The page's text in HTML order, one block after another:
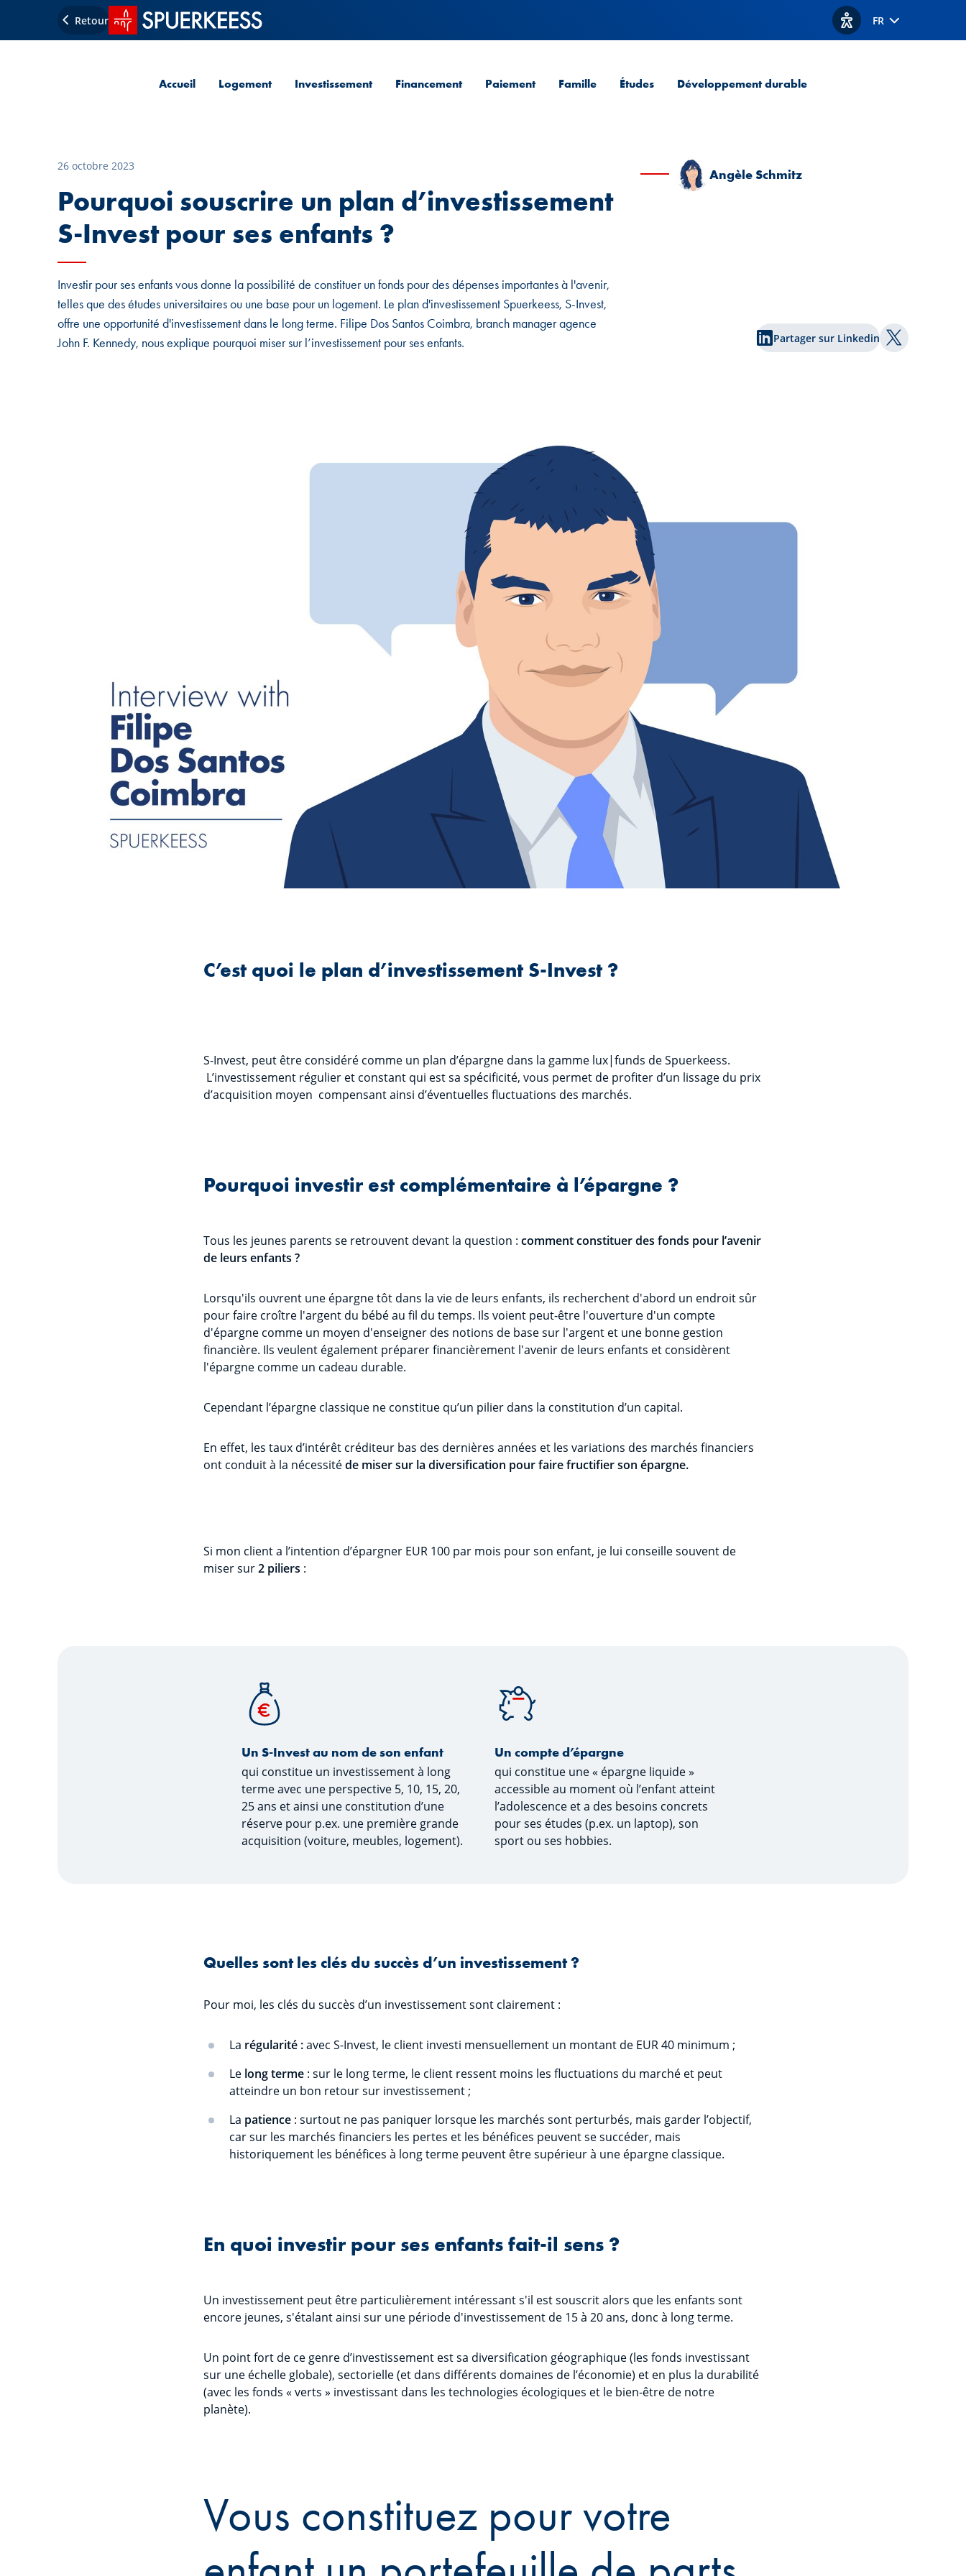
Retour Accueil SPUERKEESS
Afficher les options
FR
Accueil Logement Investissement Financement Paiement Famille Études Développement durable
Angèle Schmitz
Partager sur Linkedin Partager sur
26 octobre 2023
Pourquoi souscrire un plan d’investissement
S-Invest pour ses enfants ?
Investir pour ses enfants vous donne la possibilité de constituer un fonds pour des dépenses importantes à l'avenir,
telles que des études universitaires ou une base pour un logement. Le plan d'investissement Spuerkeess, S-Invest,
offre une opportunité d'investissement dans le long terme. Filipe Dos Santos Coimbra, branch manager agence
John F. Kennedy, nous explique pourquoi miser sur l’investissement pour ses enfants.
C’est quoi le plan d’investissement S-Invest ?
S-Invest, peut être considéré comme un plan d’épargne dans la gamme lux|funds de Spuerkeess.
L’investissement régulier et constant qui est sa spécificité, vous permet de profiter d’un lissage du prix
d’acquisition moyen compensant ainsi d’éventuelles fluctuations des marchés.
Pourquoi investir est complémentaire à l’épargne ?
Tous les jeunes parents se retrouvent devant la question : comment constituer des fonds pour l’avenir
de leurs enfants ?
Lorsqu'ils ouvrent une épargne tôt dans la vie de leurs enfants, ils recherchent d'abord un endroit sûr
pour faire croître l'argent du bébé au fil du temps. Ils voient peut-être l'ouverture d'un compte
d'épargne comme un moyen d'enseigner des notions de base sur l'argent et une bonne gestion
financière. Ils veulent également préparer financièrement l'avenir de leurs enfants et considèrent
l'épargne comme un cadeau durable.
Cependant l’épargne classique ne constitue qu’un pilier dans la constitution d’un capital.
En effet, les taux d’intérêt créditeur bas des dernières années et les variations des marchés financiers
ont conduit à la nécessitéde miser sur la diversification pour faire fructifier son épargne.
Si mon client a l’intention d’épargner EUR 100 par mois pour son enfant, je lui conseille souvent de
miser sur2 piliers :
Un S-Invest au nom de son enfant
qui constitue un investissement à long
terme avec une perspective 5, 10, 15, 20,
25 ans et ainsi une constitution d’une
réserve pour p.ex. une première grande
acquisition (voiture, meubles, logement).
Un compte d’épargne
qui constitue une « épargne liquide »
accessible au moment où l’enfant atteint
l’adolescence et a des besoins concrets
pour ses études (p.ex. un laptop), son
sport ou ses hobbies.
Quelles sont les clés du succès d’un investissement ?
Pour moi, les clés du succès d’un investissement sont clairement :
La régularité :avec S-Invest, le client investi mensuellement un montant de EUR 40 minimum ;
Le long terme: sur le long terme, le client ressent moins les fluctuations du marché et peut
atteindre un bon retour sur investissement ;
La patience: surtout ne pas paniquer lorsque les marchés sont perturbés, mais garder l’objectif,
car sur les marchés financiers les pertes et les bénéfices peuvent se succéder, mais
historiquement les bénéfices à long terme peuvent être supérieur à une épargne classique.
En quoi investir pour ses enfants fait-il sens ?
Un investissement peut être particulièrement intéressant s'il est souscrit alors que les enfants sont
encore jeunes, s'étalant ainsi sur une période d'investissement de 15 à 20 ans, donc à long terme.
Un point fort de ce genre d’investissement est sa diversification géographique (les fonds investissant
sur une échelle globale), sectorielle (et dans différents domaines de l’économie) et en plus la durabilité
(avec les fonds « verts » investissant dans les technologies écologiques et le bien-être de notre
planète).
Vous constituez pour votre